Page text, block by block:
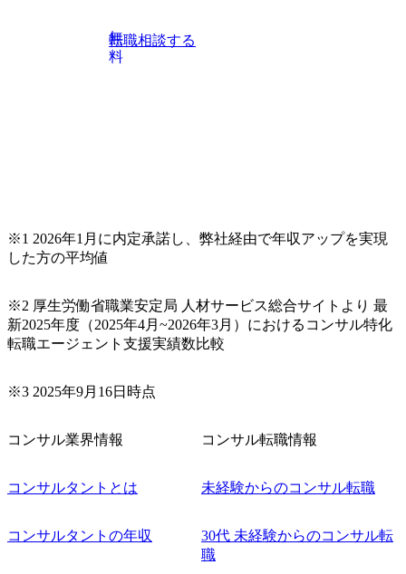
無
料
転職相談する
※1 2026年1月に内定承諾し、弊社経由で年収アップを実現
した方の平均値
※2 厚生労働省職業安定局 人材サービス総合サイトより 最
新2025年度（2025年4月~2026年3月）におけるコンサル特化
転職エージェント支援実績数比較
※3 2025年9月16日時点
コンサル業界情報
コンサルタントとは
コンサルタントの年収
コンサル転職情報
未経験からのコンサル転職
30代 未経験からのコンサル転
職